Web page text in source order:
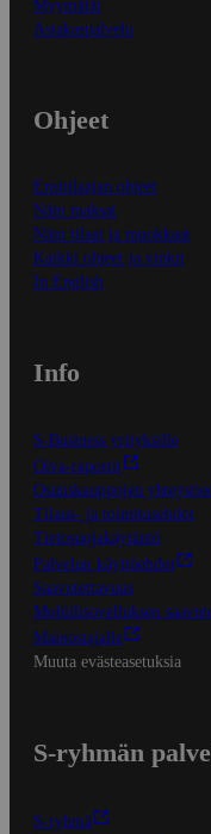
Myymälät
Asiakaspalvelu
Ohjeet
Ensitilaajan ohjeet
Näin maksat
Näin tilaat ja muokkaat
Kaikki ohjeet ja vinkit
In English
Info
S-Business yrityksille
Oiva-raportit
Osuuskauppojen
Tilaus- ja toimitusehdot
Tietosuojakäytäntö
Palvelun käyttöehdot
Saavutettavuus
Mobiilisovelluksen
Mainostajalle
Muuta evästeasetuksia
S-ryhmän
S-ryhmä